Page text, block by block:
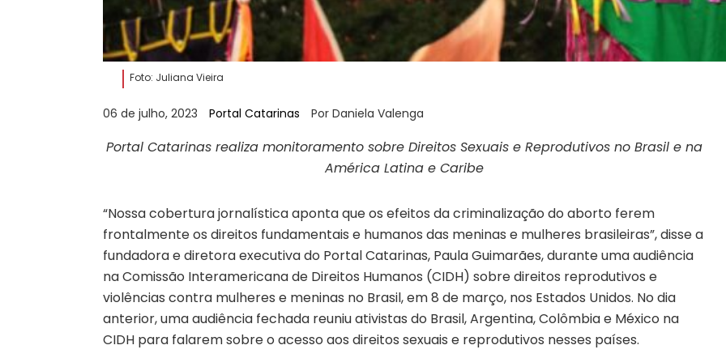
Foto: Juliana Vieira
06 de julho, 2023 Portal Catarinas Por Daniela Valenga
Portal Catarinas realiza monitoramento sobre Direitos Sexuais e Reprodutivos no Brasil e na
América Latina e Caribe
“Nossa cobertura jornalística aponta que os efeitos da criminalização do aborto ferem
frontalmente os direitos fundamentais e humanos das meninas e mulheres brasileiras”, disse a
fundadora e diretora executiva do Portal Catarinas, Paula Guimarães, durante uma audiência
na Comissão Interamericana de Direitos Humanos (CIDH) sobre direitos reprodutivos e
violências contra mulheres e meninas no Brasil, em 8 de março, nos Estados Unidos. No dia
anterior, uma audiência fechada reuniu ativistas do Brasil, Argentina, Colômbia e México na
CIDH para falarem sobre o acesso aos direitos sexuais e reprodutivos nesses países.